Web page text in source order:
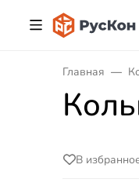
Главная
В